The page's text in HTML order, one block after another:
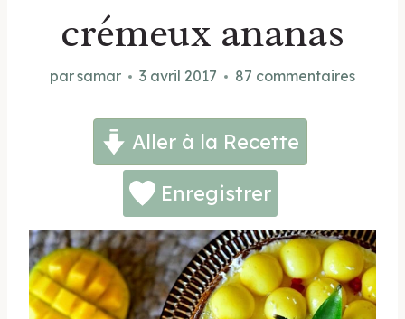
crémeux ananas
parsamar 3 avril 2017 87 commentaires
Aller à la Recette
Enregistrer